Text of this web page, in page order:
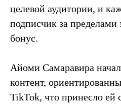
целевой аудитории, и
подписчик за
бонус.
Айоми Самаравира
контент,
TikTok, что принесло ей